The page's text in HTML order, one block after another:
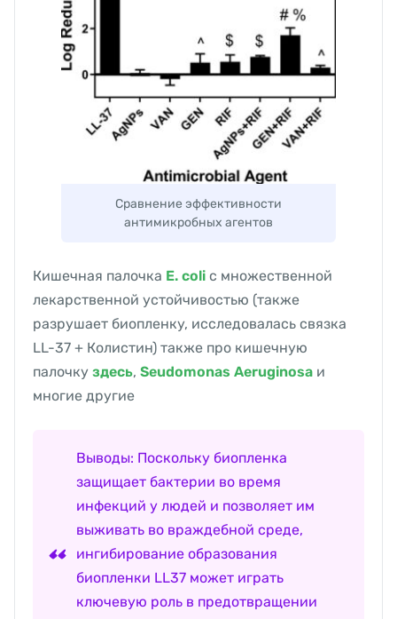
Сравнение эффективности
антимикробных агентов
Кишечная палочка E. coli c множественной
лекарственной устойчивостью (также
разрушает биопленку, исследовалась связка
LL-37 + Колистин) также про кишечную
палочку здесь, Seudomonas Aeruginosa и
многие другие
Выводы: Поскольку биопленка
защищает бактерии во время
инфекций у людей и позволяет им
выживать во враждебной среде,
ингибирование образования
биопленки LL37 может играть
ключевую роль в предотвращении